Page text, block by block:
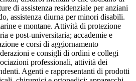
di assistenza residenziale per anziani
assistenza diurna per minori disabili.
e montane. Attività di protezione
e post-universitaria; accademie e
e corsi di aggiornamento
e consigli di ordini e collegi
professionali, attività dei
Agenti e rappresentanti di prodotti